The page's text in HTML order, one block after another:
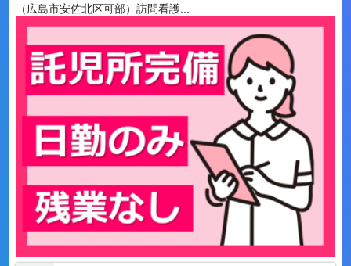
（広島市安佐北区可部）訪問看護...